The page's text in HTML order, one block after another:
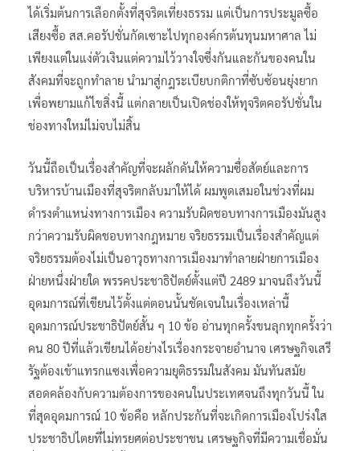
ได้เริ่มต้นการเลือกตั้งที่สุจริตเที่ยงธรรม แต่เป็นการประมูลซื้อ
เสียงซื้อ สส.คอรัปชั่นกัดเซาะไปทุกองค์กรต้นทุนมหาศาล ไม่
เพียงแต่ในแง่ตัวเงินแต่ความไว้วางใจซึ่งกันและกันของคนใน
สังคมที่จะถูกทำลาย นำมาสู่กฎระเบียบกติกาที่ซับซ้อนยุ่งยาก
เพื่อพยามแก้ไขสิ่งนี้ แต่กลายเป็นเปิดช่องให้ทุจริตคอรัปชั่นใน
ช่องทางใหม่ไม่จบไม่สิ้น
วันนี้ถือเป็นเรื่องสำคัญที่จะผลักดันให้ความซื่อสัตย์และการ
บริหารบ้านเมืองที่สุจริตกลับมาให้ได้ ผมพูดเสมอในช่วงที่ผม
ดำรงตำแหน่งทางการเมือง ความรับผิดชอบทางการเมืองมันสูง
กว่าความรับผิดชอบทางกฎหมาย จริยธรรมเป็นเรื่องสำคัญแต่
จริยธรรมต้องไม่เป็นอาวุธทางการเมืองมาทำลายฝ่ายการเมือง
ฝ่ายหนึ่งฝ่ายใด พรรคประชาธิปัตย์ตั้งแต่ปี 2489 มาจนถึงวันนี้
อุดมการณ์ที่เขียนไว้ตั้งแต่ตอนนั้นชัดเจนในเรื่องเหล่านี้
อุดมการณ์ประชาธิปัตย์สั้น ๆ 10 ข้อ อ่านทุกครั้งขนลุกทุกครั้งว่า
คน 80 ปีที่แล้วเขียนได้อย่างไรเรื่องกระจายอำนาจ เศรษฐกิจเสรี
รัฐต้องเข้าแทรกแซงเพื่อความยุติธรรมในสังคม มันทันสมัย
สอดคล้องกับความต้องการของคนในประเทศจนถึงทุกวันนี้ ใน
ที่สุดอุดมการณ์ 10 ข้อคือ หลักประกันที่จะเกิดการเมืองโปร่งใส
ประชาธิปไตยที่ไม่ทรยศต่อประชาชน เศรษฐกิจที่มีความเชื่อมั่น